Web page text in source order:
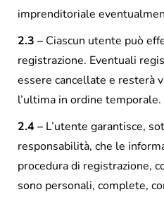
imprenditoriale
2.3 – Ciascun utente può
registrazione. Eventuali
essere cancellate e resterà
l’ultima in ordine temporale.
2.4 – L’utente garantisce,
responsabilità, che le
procedura di registrazione,
sono personali, complete,